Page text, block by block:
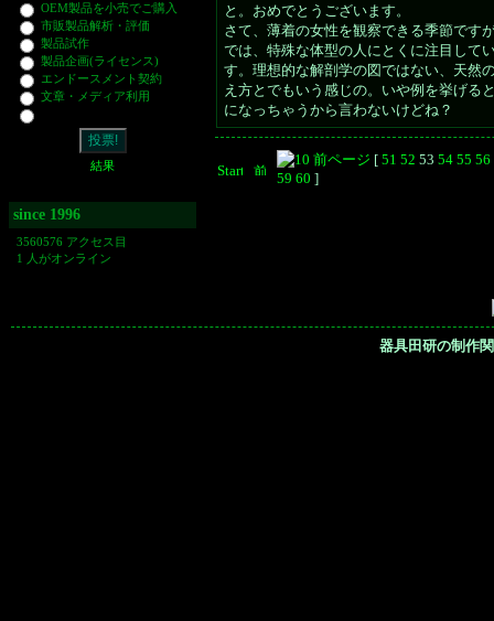
OEM製品を小売でご購入
市販製品解析・評価
製品試作
製品企画(ライセンス)
エンドースメント契約
文章・メディア利用
結果
since 1996
3560576 アクセス目
1 人がオンライン
と。おめでとうございます。
さて、薄着の女性を観察できる季節です
では、特殊な体型の人にとくに注目して
す。理想的な解剖学の図ではない、天然
え方とでもいう感じの。いや例を挙げる
になっちゃうから言わないけどね？
[ 51 52 53 54 55 56
59 60 ]
器具田研の制作